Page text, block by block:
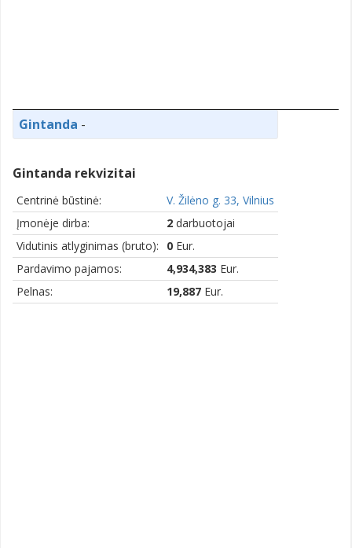
Gintanda -
Gintanda rekvizitai
Centrinė būstinė:
V. Žilėno g. 33, Vilnius
Įmonėje dirba:
2 darbuotojai
Vidutinis atlyginimas (bruto):
0 Eur.
Pardavimo pajamos:
4,934,383 Eur.
Pelnas:
19,887 Eur.